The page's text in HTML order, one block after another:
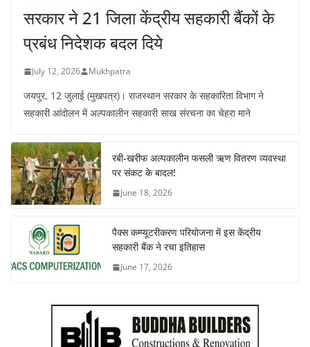
सरकार ने 21 जिला केंद्रीय सहकारी बैंकों के
प्रबंध निदेशक बदल दिये
July 12, 2026 Mukhpatra
जयपुर, 12 जुलाई (मुखपत्र)। राजस्थान सरकार के सहकारिता विभाग ने
सहकारी आंदोलन में अल्पकालीन सहकारी साख संरचना का चेहरा माने
रबी-खरीफ अल्पकालीन फसली ऋण वितरण व्यवस्था
पर संकट के बादल!
June 18, 2026
पैक्स कम्प्यूटरीकरण परियोजना में इस केंद्रीय
सहकारी बैंक ने रचा इतिहास
June 17, 2026